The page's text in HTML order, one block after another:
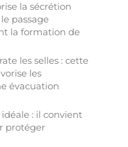
la sécrétion
passage
la formation de
les selles : cette
les
évacuation
: il convient
protéger